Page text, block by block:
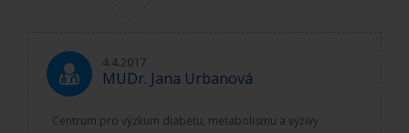
4.4.2017
MUDr. Jana Urbanová
Centrum pro výzkum diabetu, metabolismu a výživy